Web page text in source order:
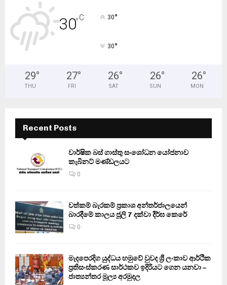
30°C 30°
30°
29°
THU
27°
FRI
26°
SAT
26°
SUN
26°
MON
Recent Posts
වාර්ෂික බස් ගාස්තු සංශෝධන යෝජනාව
කැබිනට් මණ්ඩලයට
0
වත්කම් බැරකම් ප්‍රකාශ අන්තර්ජාලයෙන්
බාරදීමේ කාලය ජූලි 7 දක්වා දීර්ඝ කෙරේ
0
මැදපෙරදිග යුද්ධය හමුවේ වුවද ශ්‍රී ලංකාව ආර්ථික
ප්‍රතිසංස්කරණ සාර්ථකව ඉදිරියට ගෙන යනවා –
ජාත්‍යන්තර මූල්‍ය අරමුදල